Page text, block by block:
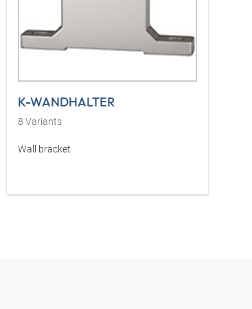
K-WANDHALTER
8 Variants
Wall bracket